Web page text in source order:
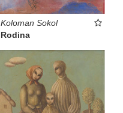
Koloman Sokol
Rodina